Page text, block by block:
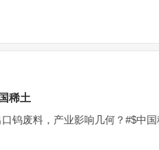
稀土
钨废料，产业影响几何？#$中